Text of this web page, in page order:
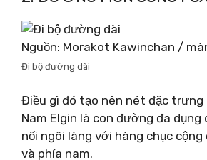
Nguồn: Morakot Kawinchan /
Đi bộ đường dài
Điều gì đó tạo nên nét đặc trưng
Nam Elgin là con đường đa dụng
nối ngôi làng với hàng chục cộng
và phía nam.